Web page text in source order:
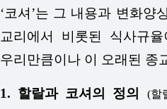
‘코셔’는 그 내용과 변화양
교리에서 비롯된 식사규
우리만큼이나 이 오래된 종
1. 할랄과 코셔의 정의
(할